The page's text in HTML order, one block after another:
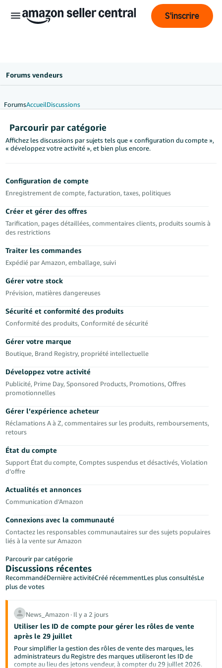
Français
BE
English
- GB
Login
S'inscrire
S'inscrire
Forums vendeurs
ForumsAccueilDiscussions
Parcourir par catégorie
Affichez les discussions par sujets tels que « configuration du compte »,
« développez votre activité », et bien plus encore.
Configuration de compte
Enregistrement de compte, facturation, taxes, politiques
Créer et gérer des offres
Tarification, pages détaillées, commentaires clients, produits soumis à
des restrictions
Traiter les commandes
Expédié par Amazon, emballage, suivi
Gérer votre stock
Prévision, matières dangereuses
Sécurité et conformité des produits
Conformité des produits, Conformité de sécurité
Gérer votre marque
Boutique, Brand Registry, propriété intellectuelle
Développez votre activité
Publicité, Prime Day, Sponsored Products, Promotions, Offres
promotionnelles
Gérer l’expérience acheteur
Réclamations A à Z, commentaires sur les produits, remboursements,
retours
État du compte
Support État du compte, Comptes suspendus et désactivés, Violation
d’offre
Actualités et annonces
Communication d’Amazon
Connexions avec la communauté
Contactez les responsables communautaires sur des sujets populaires
liés à la vente sur Amazon
Parcourir par catégorie
Discussions récentes
RecommandéDernière activitéCréé récemmentLes plus consultésLe
plus de votes
News_Amazon ∙ Il y a 2 jours
Utiliser les ID de compte pour gérer les rôles de vente
après le 29 juillet
Pour simplifier la gestion des rôles de vente des marques, les
administrateurs du Registre des marques utiliseront les ID de
compte au lieu des jetons vendeur, à compter du 29 juillet 2026.